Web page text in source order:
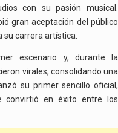
con su pasión musical.
gran aceptación del público
su carrera artística.
escenario y, durante la
virales, consolidando una
su primer sencillo oficial,
convirtió en éxito entre los